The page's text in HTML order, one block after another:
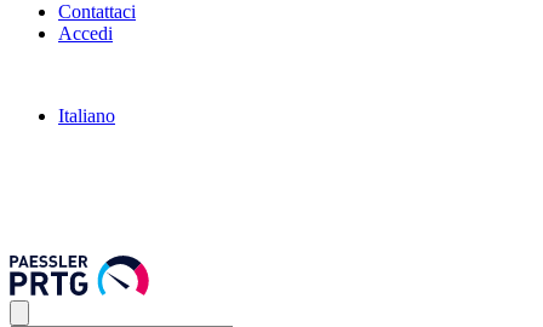
Contattaci
Accedi
Italiano